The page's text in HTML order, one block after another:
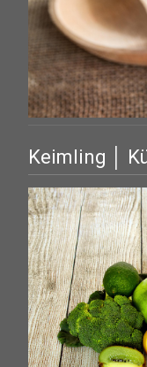
Keimling │